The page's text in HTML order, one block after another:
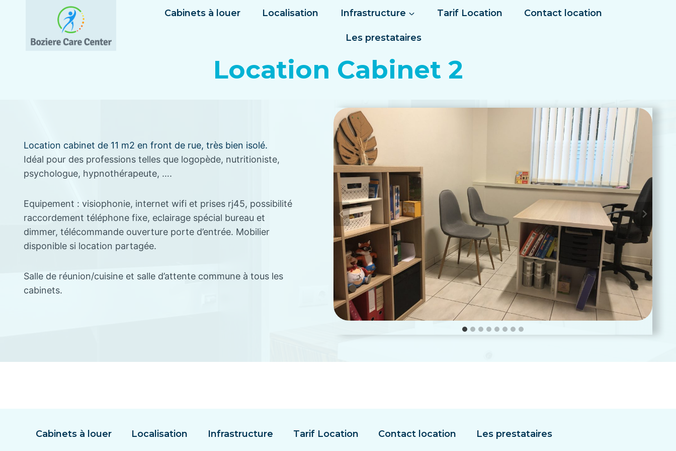
Cabinets à louer Localisation Infrastructure Tarif Location Contact location
Les prestataires
Location Cabinet 2
Location cabinet de 11 m2 en front de rue, très bien isolé.
Idéal pour des professions telles que logopède, nutritioniste,
psychologue, hypnothérapeute, ….
Equipement : visiophonie, internet wifi et prises rj45, possibilité
raccordement téléphone fixe, eclairage spécial bureau et
dimmer, télécommande ouverture porte d’entrée. Mobilier
disponible si location partagée.
Salle de réunion/cuisine et salle d’attente commune à tous les
cabinets.
Cabinets à louer Localisation Infrastructure Tarif Location Contact location Les prestataires